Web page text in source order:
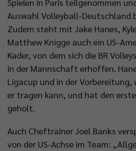
Spielen in Paris teilgenommen
Auswahl Volleyball-Deutschland
Zudem steht mit Jake Hanes,
Matthew Knigge auch ein US-
Kader, von dem sich die BR
in der Mannschaft erhoffen.
Ligacup und in der
er tragen kann, und hat den
geholt.
Auch Cheftrainer Joel Banks
von der US-Achse im Team: